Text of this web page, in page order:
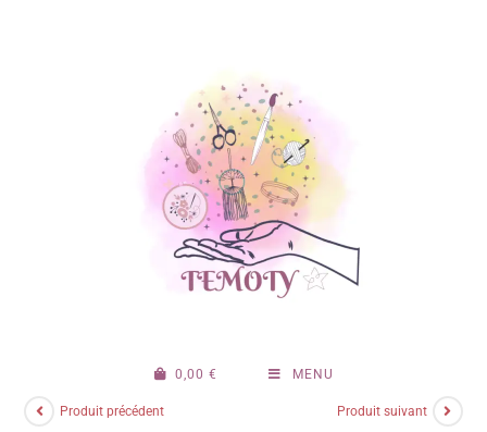
0,00 € MENU
Produit précédent Produit suivant